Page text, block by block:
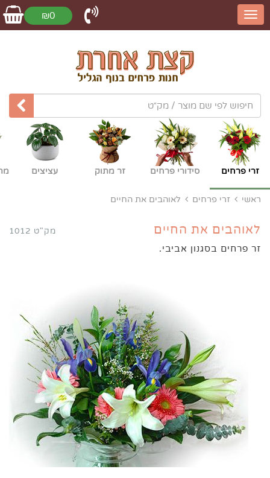
₪0
זרי פרחים סידורי פרחים זר מתוק עציצים
ראשי זרי פרחים לאוהבים את החיים
לאוהבים את החיים מק"ט 1012
זר פרחים בסגנון אביבי.